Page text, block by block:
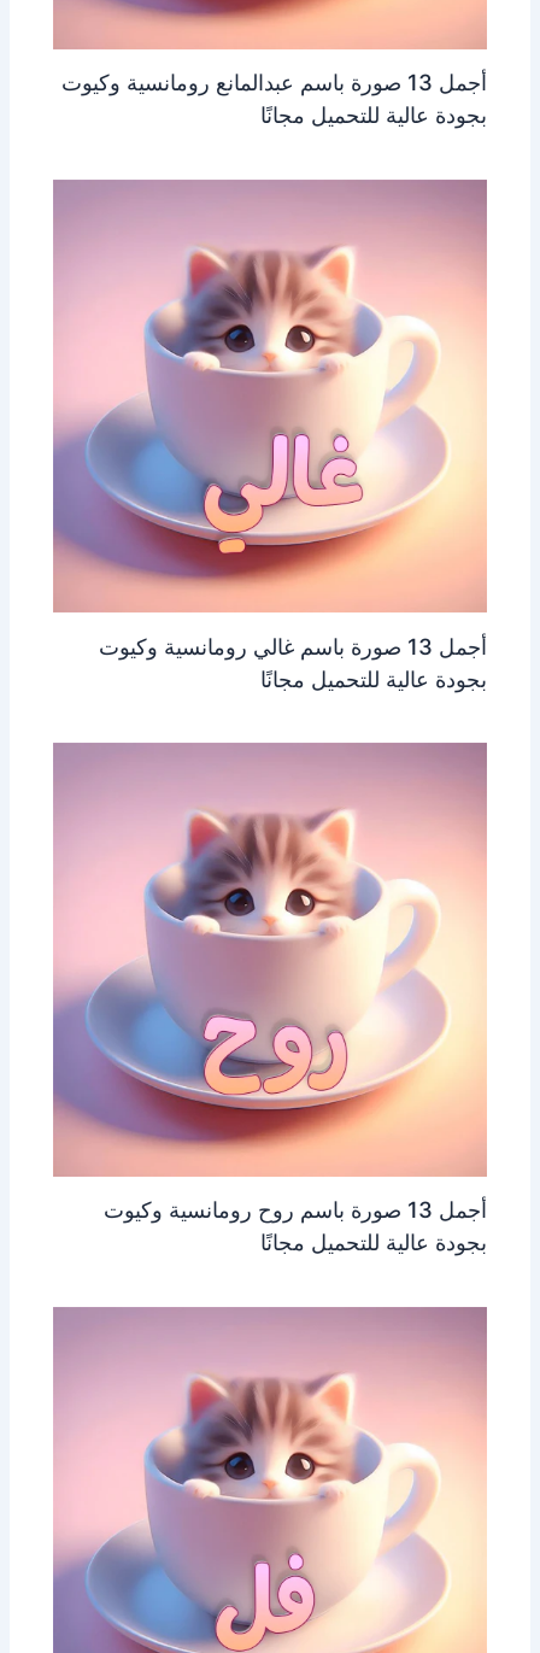
أجمل 13 صورة باسم عبدالمانع رومانسية وكيوت
بجودة عالية للتحميل مجانًا
أجمل 13 صورة باسم غالي رومانسية وكيوت
بجودة عالية للتحميل مجانًا
أجمل 13 صورة باسم روح رومانسية وكيوت
بجودة عالية للتحميل مجانًا